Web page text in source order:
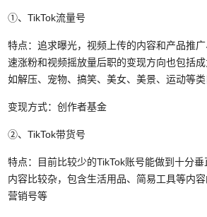
①、TikTok流量号
特点：追求曝光，视频上传的内容和产品推
速涨粉和视频摇放量后职的变现方向也包括成
如解压、宠物、搞笑、美女、美景、运动等类
变现方式：创作者基金
②、TikTok带货号
特点：目前比较少的TikTok账号能做到十分
内容比较杂，包含生活用品、简易工具等内容
营销号等